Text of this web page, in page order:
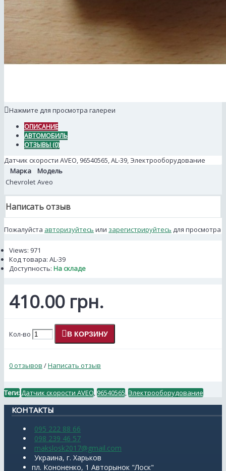
Нажмите для просмотра галереи
ОПИСАНИЕ
АВТОМОБИЛЬ
ОТЗЫВЫ (0)
Датчик скорости AVEO, 96540565, AL-39, Электрооборудование
Марка
Модель
Chevrolet Aveo
Написать отзыв
Пожалуйста авторизуйтесь или зарегистрируйтесь для просмотра
Views: 971
Код товара: AL-39
Доступность: На складе
410.00 грн.
Кол-во В КОРЗИНУ
0 отзывов /Написать отзыв
Теги: Датчик скорости AVEO 96540565 Электрооборудование
КОНТАКТЫ
095 222 88 66
098 239 46 57
makslosk2017@gmail.com
Украина, г. Харьков
пл. Кононенко, 1 Авторынок "Лоск"